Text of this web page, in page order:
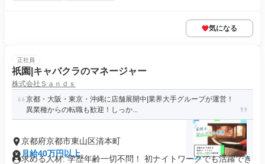
気になる
正社員
祇園|キャバクラのマネージャー
株式会社Ｓａｎｄｓ
京都・大阪・東京・沖縄に店舗展開中|業界大手グループが運営！
異業種からの転職も歓迎！しっか...
京都府京都市東山区清本町
月給40万円以上
求める人材: 学歴年齢一切不問！ 初ナイトワークでも活躍でき